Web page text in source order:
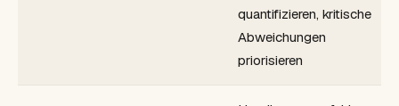
quantifizieren, kritische
Abweichungen
priorisieren